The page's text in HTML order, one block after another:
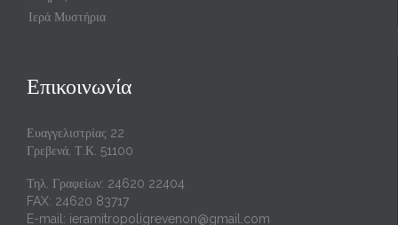
Ιερά Μυστήρια
Επικοινωνία
Ευαγγελιστρίας 22
Γρεβενά, Τ.Κ. 51100
Τηλ. Γραφείων: 24620 22404
FAX: 24620 83717
E-mail: ieramitropoligrevenon@gmail.com